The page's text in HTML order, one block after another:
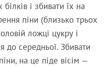
і збивати їх на
піни (близько трьох
ложці цукру і
до середньої. Збивати
на це піде вісім —